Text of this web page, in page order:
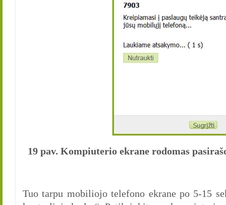
19 pav. Kompiuterio ekrane rodomas
Tuo tarpu mobiliojo telefono ekrane po 5-15